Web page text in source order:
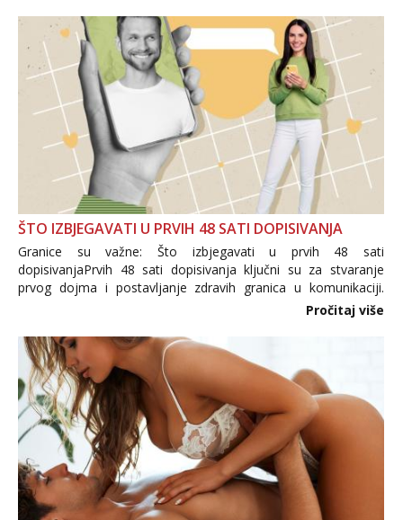
ŠTO IZBJEGAVATI U PRVIH 48 SATI DOPISIVANJA
Granice su važne: Što izbjegavati u prvih 48 sati
dopisivanjaPrvih 48 sati dopisivanja ključni su za stvaranje
prvog dojma i postavljanje zdravih granica u komunikaciji.
Važno je izbjeći prebrzo otkrivanje osobnih ili intimnih
povjerenje. Takođe...
Pročitaj više